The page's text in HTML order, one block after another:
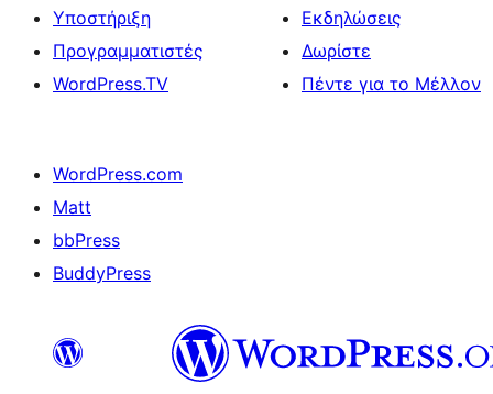
Υποστήριξη
Προγραμματιστές
WordPress.TV
Εκδηλώσεις
Δωρίστε
Πέντε για το Μέλλον
WordPress.com
Matt
bbPress
BuddyPress